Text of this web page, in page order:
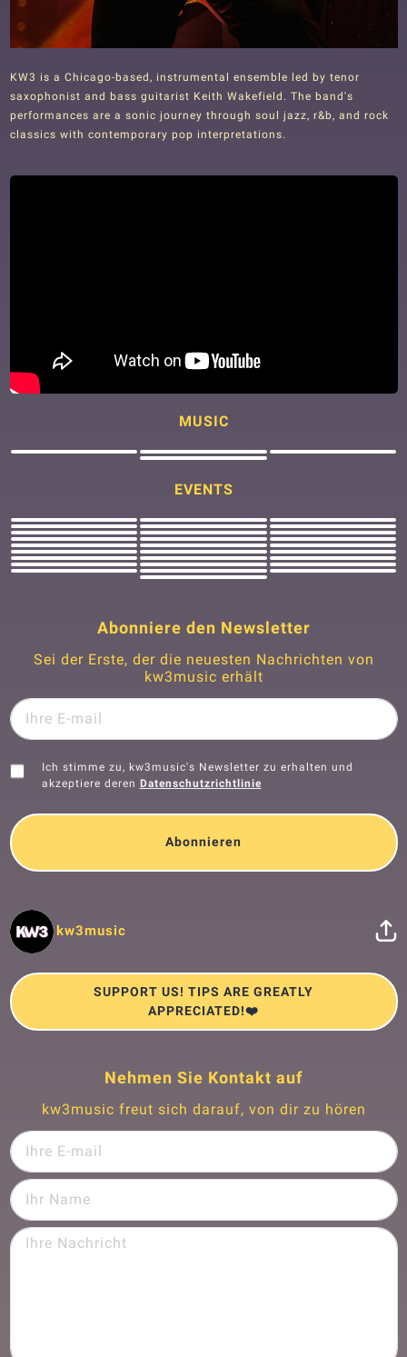
KW3 is a Chicago-based, instrumental ensemble led by tenor
saxophonist and bass guitarist Keith Wakefield. The band's
performances are a sonic journey through soul jazz, r&b, and rock
classics with contemporary pop interpretations.
MUSIC
EVENTS
Abonniere den Newsletter
Sei der Erste, der die neuesten Nachrichten von
kw3music erhält
Ich stimme zu, kw3music's Newsletter zu erhalten und
akzeptiere deren Datenschutzrichtlinie
Abonnieren
kw3music
SUPPORT US! TIPS ARE GREATLY
APPRECIATED!❤️
Nehmen Sie Kontakt auf
kw3music freut sich darauf, von dir zu hören